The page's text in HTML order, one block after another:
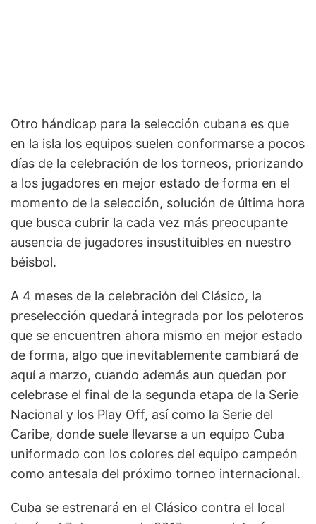
Otro hándicap para la selección cubana es que
en la isla los equipos suelen conformarse a pocos
días de la celebración de los torneos, priorizando
a los jugadores en mejor estado de forma en el
momento de la selección, solución de última hora
que busca cubrir la cada vez más preocupante
ausencia de jugadores insustituibles en nuestro
béisbol.
A 4 meses de la celebración del Clásico, la
preselección quedará integrada por los peloteros
que se encuentren ahora mismo en mejor estado
de forma, algo que inevitablemente cambiará de
aquí a marzo, cuando además aun quedan por
celebrase el final de la segunda etapa de la Serie
Nacional y los Play Off, así como la Serie del
Caribe, donde suele llevarse a un equipo Cuba
uniformado con los colores del equipo campeón
como antesala del próximo torneo internacional.
Cuba se estrenará en el Clásico contra el local